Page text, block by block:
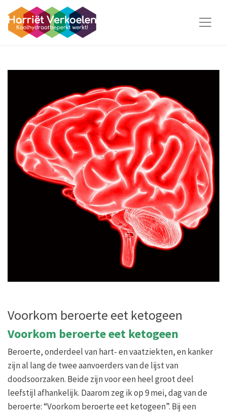
Voorkom beroerte eet ketogeen
Voorkom beroerte eet ketogeen
Beroerte, onderdeel van hart- en vaatziekten, en kanker
zijn al lang de twee aanvoerders van de lijst van
doodsoorzaken. Beide zijn voor een heel groot deel
leefstijl afhankelijk. Daarom zeg ik op 9 mei, dag van de
beroerte: “Voorkom beroerte eet ketogeen”. Bij een